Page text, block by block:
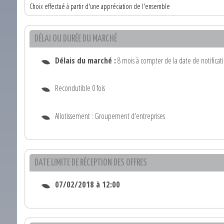
Choix effectué à partir d'une appréciation de l'ensemble
DÉLAI OU DURÉE DU MARCHÉ
Délais du marché :8 mois à compter de la date de
Recondutible 0 fois
Allotissement : Groupement d'entreprises
DATE LIMITE DE RÉCEPTION DES OFFRES
07/02/2018 à 12:00